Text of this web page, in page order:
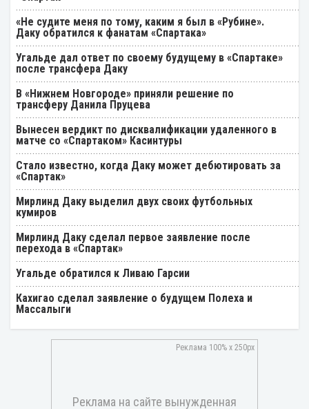
«Не судите меня по тому, каким я был в «Рубине».
Даку обратился к фанатам «Спартака»
Угальде дал ответ по своему будущему в «Спартаке»
после трансфера Даку
В «Нижнем Новгороде» приняли решение по
трансферу Данила Пруцева
Вынесен вердикт по дисквалификации удаленного в
матче со «Спартаком» Касинтуры
Стало известно, когда Даку может дебютировать за
«Спартак»
Мирлинд Даку выделил двух своих футбольных
кумиров
Мирлинд Даку сделал первое заявление после
перехода в «Спартак»
Угальде обратился к Ливаю Гарсии
Кахигао сделал заявление о будущем Полеха и
Массалыги